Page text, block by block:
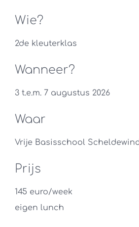
Wie?
2de kleuterklas
Wanneer?
3 t.e.m. 7 augustus 2026
Waar
Vrije Basisschool
Prijs
145 euro/week
eigen lunch